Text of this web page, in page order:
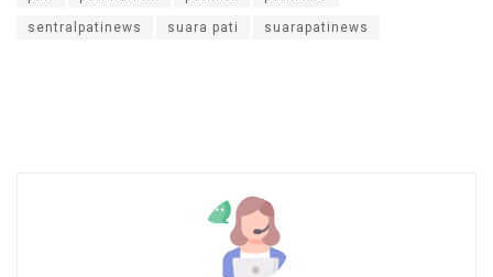
sentralpatinews suara pati suarapatinews